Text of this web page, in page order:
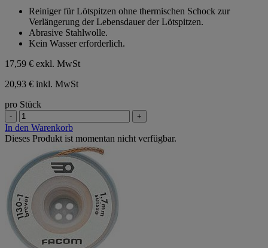
Sternen.
Reiniger für Lötspitzen ohne thermischen Schock zur
Verlängerung der Lebensdauer der Lötspitzen.
Abrasive Stahlwolle.
Kein Wasser erforderlich.
17,59 € exkl. MwSt
20,93 € inkl. MwSt
pro Stück
- +
In den Warenkorb
Dieses Produkt ist momentan nicht verfügbar.